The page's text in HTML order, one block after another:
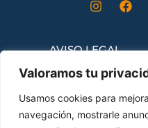
Valoramos tu
Usamos cookies para
navegación, mostrarle
AVISO LEGAL
CONTRATACIÓN